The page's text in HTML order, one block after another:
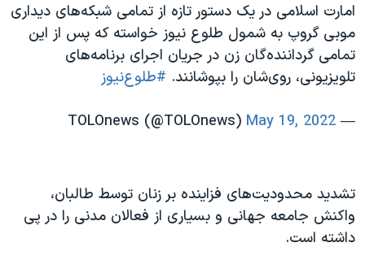
همایش محافظه‌کاران آمریکا «سی‌پک»
صفحه‌های ویژه
سفر پرزیدنت ترامپ به چین
امارت اسلامی در یک دستور تازه از تمامی شبکه‌های دیداری
موبی گروپ به شمول طلوع نیوز خواسته که پس از این
تمامی گرداننده‌‌گان زن در جریان اجرای برنامه‌های
تلویزیونی، روی‌شان را بپوشانند. #طلوع‌نیوز
— TOLOnews (@TOLOnews)
May 19, 2022
تشدید محدودیت‌های فزاینده بر زنان توسط طالبان،
واکنش جامعه جهانی و بسیاری از فعالان مدنی را در پی
داشته است.